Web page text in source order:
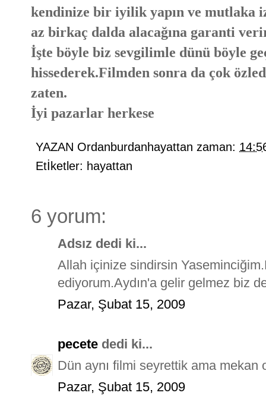
kendinize bir iyilik yapın ve mutlaka
az birkaç dalda alacağına garanti
İşte böyle biz sevgilimle dünü böyle
hissederek.Filmden sonra da çok
zaten.
İyi pazarlar herkese
YAZAN Ordanburdanhayattan zaman:
Etİketler: hayattan
6 yorum:
Adsız dedi ki...
Allah içinize sindirsin
ediyorum.Aydın'a gelir gelmez biz
Pazar, Şubat 15, 2009
pecete dedi ki...
Dün aynı filmi seyrettik ama
Pazar, Şubat 15, 2009